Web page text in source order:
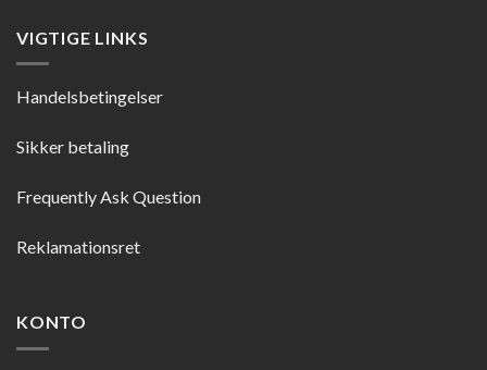
VIGTIGE LINKS
Handelsbetingelser
Sikker betaling
Frequently Ask Question
Reklamationsret
KONTO